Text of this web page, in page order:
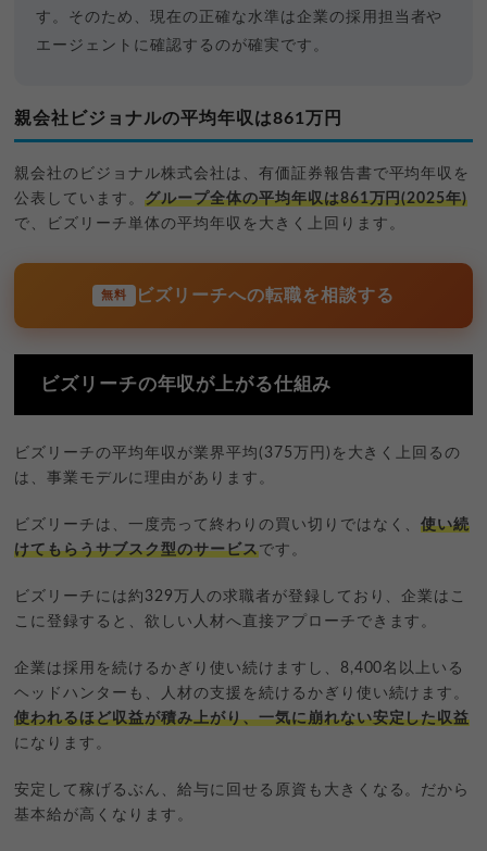
す。そのため、現在の正確な水準は企業の採用担当者や
エージェントに確認するのが確実です。
親会社ビジョナルの平均年収は861万円
親会社のビジョナル株式会社は、有価証券報告書で平均年収を
公表しています。グループ全体の平均年収は861万円(2025年)
で、ビズリーチ単体の平均年収を大きく上回ります。
無料 ビズリーチへの転職を相談する
ビズリーチの年収が上がる仕組み
ビズリーチの平均年収が業界平均(375万円)を大きく上回るの
は、事業モデルに理由があります。
ビズリーチは、一度売って終わりの買い切りではなく、使い続
けてもらうサブスク型のサービスです。
ビズリーチには約329万人の求職者が登録しており、企業はこ
こに登録すると、欲しい人材へ直接アプローチできます。
企業は採用を続けるかぎり使い続けますし、8,400名以上いる
ヘッドハンターも、人材の支援を続けるかぎり使い続けます。
使われるほど収益が積み上がり、一気に崩れない安定した収益
になります。
安定して稼げるぶん、給与に回せる原資も大きくなる。だから
基本給が高くなります。